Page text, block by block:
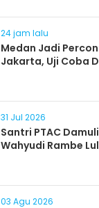
24 jam lalu
Medan Jadi
Jakarta, Uji Coba
31 Jul 2026
Santri PTAC
Wahyudi Rambe
03 Agu 2026